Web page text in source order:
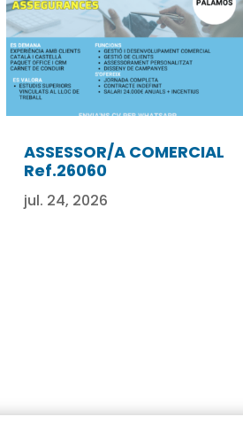
ASSESSOR/A COMERCIAL
Ref.26060
jul. 24, 2026